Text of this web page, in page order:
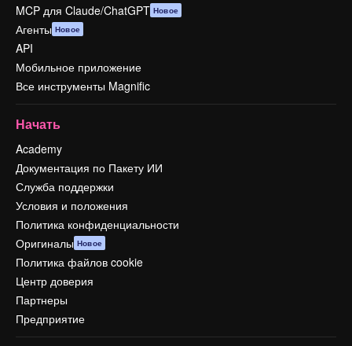
MCP для Claude/ChatGPT Новое
Агенты Новое
API
Мобильное приложение
Все инструменты Magnific
Начать
Academy
Документация по Пакету ИИ
Служба поддержки
Условия и положения
Политика конфиденциальности
Оригиналы Новое
Политика файлов cookie
Центр доверия
Партнеры
Предприятие